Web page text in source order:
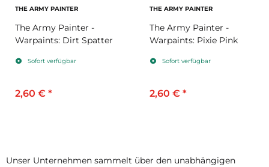
THE ARMY PAINTER
The Army Painter -
Warpaints: Dirt Spatter
Sofort verfügbar
2,60 € *
THE ARMY PAINTER
The Army Painter -
Warpaints: Pixie Pink
Sofort verfügbar
2,60 € *
Unser Unternehmen sammelt über den unabhängigen